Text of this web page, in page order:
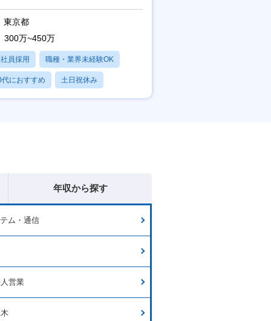
東京都
300万~450万
員採用 職種・業界未経験OK
代におすすめ 土日祝休み
120日以上
年収から探す
ム・通信
営業